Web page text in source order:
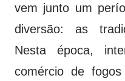
vem junto um
diversão: as
Nesta época,
comércio de